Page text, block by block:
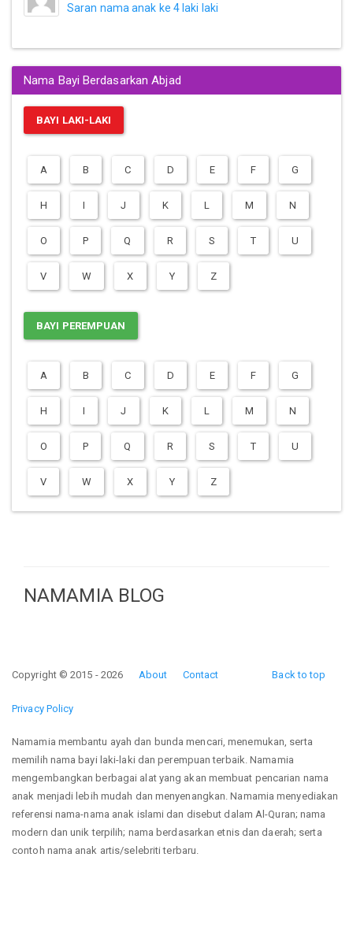
Saran nama anak ke 4 laki laki
Nama Bayi Berdasarkan Abjad
BAYI LAKI-LAKI
A B C D E F G
H I J K L M N
O P Q R S T U
V W X Y Z
BAYI PEREMPUAN
A B C D E F G
H I J K L M N
O P Q R S T U
V W X Y Z
NAMAMIA BLOG
Back to top
Copyright © 2015 - 2026 About Contact
Privacy Policy
Namamia membantu ayah dan bunda mencari, menemukan, serta
memilih nama bayi laki-laki dan perempuan terbaik. Namamia
mengembangkan berbagai alat yang akan membuat pencarian nama
anak menjadi lebih mudah dan menyenangkan. Namamia menyediakan
referensi nama-nama anak islami dan disebut dalam Al-Quran; nama
modern dan unik terpilih; nama berdasarkan etnis dan daerah; serta
contoh nama anak artis/selebriti terbaru.